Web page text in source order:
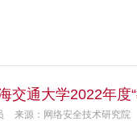
交通大学2022年度
来源：网络安全技术研究院